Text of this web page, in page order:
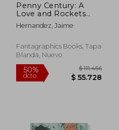
Penny Century: A
Love and Rockets
Book (The Complete
Love and Rockets
Hernandez, Jaime
Fantagraphics Books, Tapa
Blanda, Nuevo